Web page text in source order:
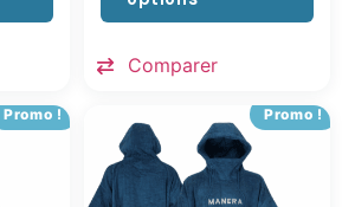
Comparer
Promo ! Promo !